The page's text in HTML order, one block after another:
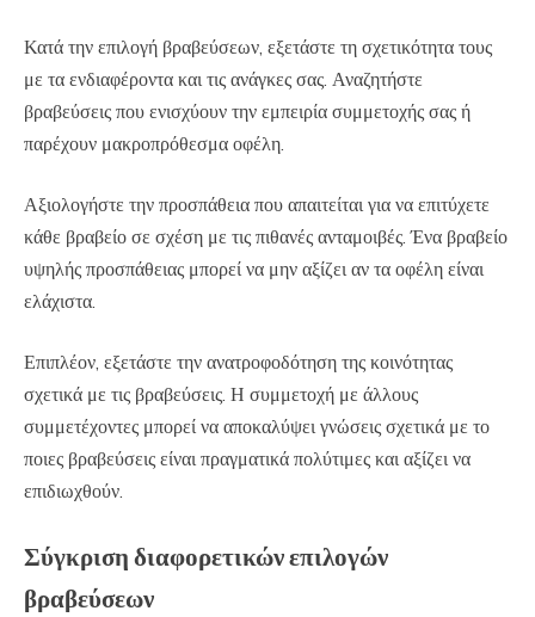
Κατά την επιλογή βραβεύσεων, εξετάστε τη σχετικότητα τους
με τα ενδιαφέροντα και τις ανάγκες σας. Αναζητήστε
βραβεύσεις που ενισχύουν την εμπειρία συμμετοχής σας ή
παρέχουν μακροπρόθεσμα οφέλη.
Αξιολογήστε την προσπάθεια που απαιτείται για να επιτύχετε
κάθε βραβείο σε σχέση με τις πιθανές ανταμοιβές. Ένα βραβείο
υψηλής προσπάθειας μπορεί να μην αξίζει αν τα οφέλη είναι
ελάχιστα.
Επιπλέον, εξετάστε την ανατροφοδότηση της κοινότητας
σχετικά με τις βραβεύσεις. Η συμμετοχή με άλλους
συμμετέχοντες μπορεί να αποκαλύψει γνώσεις σχετικά με το
ποιες βραβεύσεις είναι πραγματικά πολύτιμες και αξίζει να
επιδιωχθούν.
Σύγκριση διαφορετικών επιλογών
βραβεύσεων